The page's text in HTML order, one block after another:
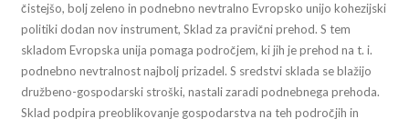
čistejšo, bolj zeleno in podnebno nevtralno Evropsko unijo kohezijski
politiki dodan nov instrument, Sklad za pravični prehod. S tem
skladom Evropska unija pomaga področjem, ki jih je prehod na t. i.
podnebno nevtralnost najbolj prizadel. S sredstvi sklada se blažijo
družbeno-gospodarski stroški, nastali zaradi podnebnega prehoda.
Sklad podpira preoblikovanje gospodarstva na teh področjih in